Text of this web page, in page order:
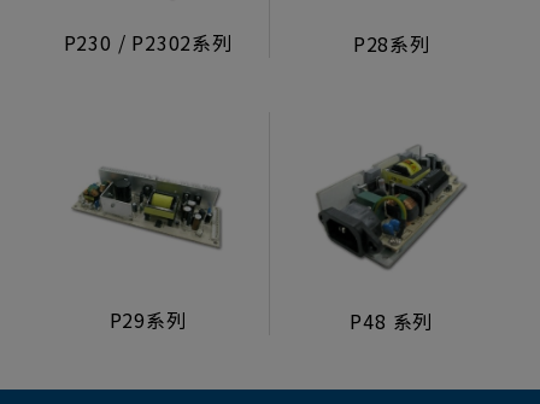
P230 / P2302系列 P28系列
P29系列 P48 系列